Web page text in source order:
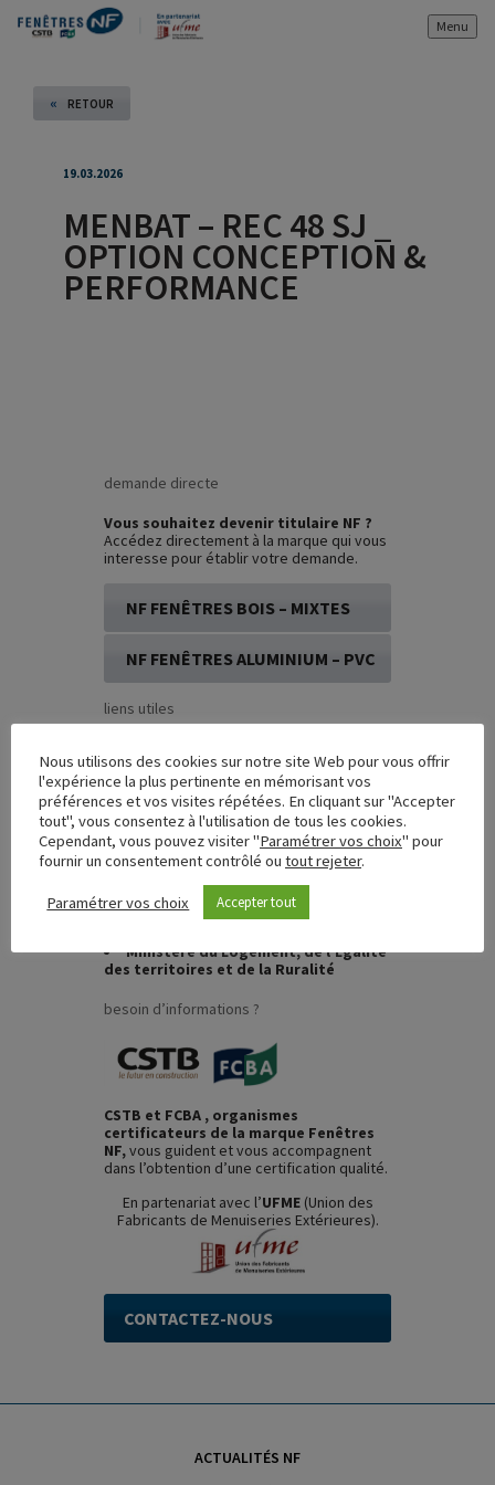
Menu
« RETOUR
19.03.2026
MENBAT – REC 48 SJ _
OPTION CONCEPTION &
PERFORMANCE
demande directe
Vous souhaitez devenir titulaire NF ?
Accédez directement à la marque qui vous
interesse pour établir votre demande.
NF FENÊTRES BOIS – MIXTES
NF FENÊTRES ALUMINIUM – PVC
liens utiles
cstb.fr
UFME(Union des Fabricants de
Menuiseries Extérieures)
marque-nf.com
FCBA Formations
CSTB Formations
anah.gouv.fr
Ministère du Logement, de l’Egalité
des territoires et de la Ruralité
besoin d’informations ?
CSTB et FCBA , organismes
certificateurs de la marque Fenêtres
NF,vous guident et vous accompagnent
dans l’obtention d’une certification qualité.
En partenariat avec l’UFME (Union des
Fabricants de Menuiseries Extérieures).
CONTACTEZ-NOUS
ACTUALITÉS NF
Nous utilisons des cookies sur notre site Web pour vous offrir
l'expérience la plus pertinente en mémorisant vos
préférences et vos visites répétées. En cliquant sur "Accepter
tout", vous consentez à l'utilisation de tous les cookies.
Cependant, vous pouvez visiter "Paramétrer vos choix" pour
fournir un consentement contrôlé ou tout rejeter.
Paramétrer vos choix Accepter tout